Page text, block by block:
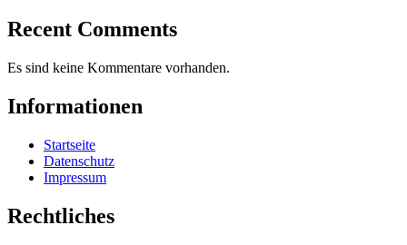
Recent Comments
Es sind keine Kommentare vorhanden.
Informationen
Startseite
Datenschutz
Impressum
Rechtliches